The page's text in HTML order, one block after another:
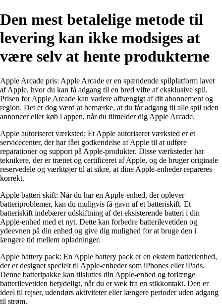
Den mest betalelige metode til
levering kan ikke modsiges at
være selv at hente produkterne
Apple Arcade pris: Apple Arcade er en spændende spilplatform lavet
af Apple, hvor du kan få adgang til en bred vifte af eksklusive spil.
Prisen for Apple Arcade kan variere afhængigt af dit abonnement og
region. Det er dog værd at bemærke, at du får adgang til alle spil uden
annoncer eller køb i appen, når du tilmelder dig Apple Arcade.
Apple autoriseret værksted: Et Apple autoriseret værksted er et
servicecenter, der har fået godkendelse af Apple til at udføre
reparationer og support på Apple-produkter. Disse værksteder har
teknikere, der er trænet og certificeret af Apple, og de bruger originale
reservedele og værktøjer til at sikre, at dine Apple-enheder repareres
korrekt.
Apple batteri skift: Når du har en Apple-enhed, der oplever
batteriproblemer, kan du muligvis få gavn af et batteriskift. Et
batteriskift indebærer udskiftning af det eksisterende batteri i din
Apple-enhed med et nyt. Dette kan forbedre batterilevetiden og
ydeevnen på din enhed og give dig mulighed for at bruge den i
længere tid mellem opladninger.
Apple battery pack: En Apple battery pack er en ekstern batterienhed,
der er designet specielt til Apple-enheder som iPhones eller iPads.
Denne batteripakke kan tilsluttes din Apple-enhed og forlænge
batterilevetiden betydeligt, når du er væk fra en stikkontakt. Den er
ideel til rejser, udendørs aktiviteter eller længere perioder uden adgang
til strøm.